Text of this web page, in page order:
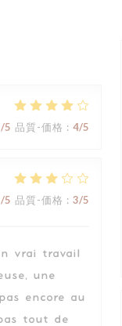
/5 品質-価格 : 4/5
/5 品質-価格 : 3/5
vrai travail
une
encore au
tout de